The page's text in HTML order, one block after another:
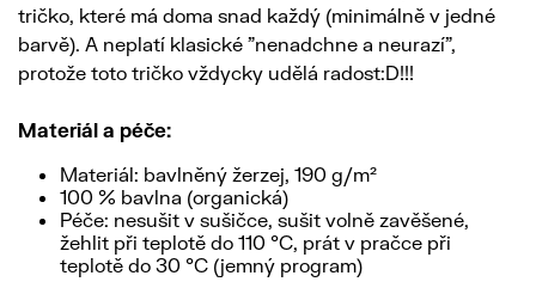
tričko, které má doma snad každý (minimálně v jedné
barvě). A neplatí klasické "nenadchne a neurazí",
protože toto tričko vždycky udělá radost:D!!!
Materiál a péče:
Materiál: bavlněný žerzej, 190 g/m²
100 % bavlna (organická)
Péče: nesušit v sušičce, sušit volně zavěšené,
žehlit při teplotě do 110 °C, prát v pračce při
teplotě do 30 °C (jemný program)